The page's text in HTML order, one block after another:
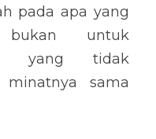
pada apa yang
bukan untuk
yang tidak
minatnya sama